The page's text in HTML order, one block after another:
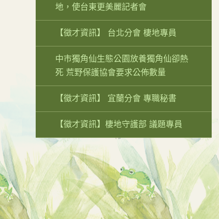
地，使台東更美麗記者會
【徵才資訊】 台北分會 棲地專員
中市獨角仙生態公園放養獨角仙卻熱
死 荒野保護協會要求公佈數量
【徵才資訊】 宜蘭分會 專職秘書
【徵才資訊】棲地守護部 議題專員